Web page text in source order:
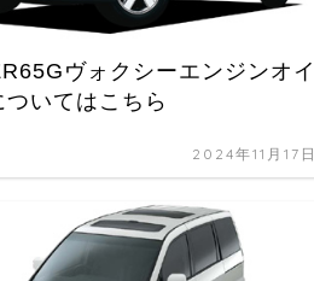
ヴォクシーエンジンオイ
ついてはこちら
2024年11月17日